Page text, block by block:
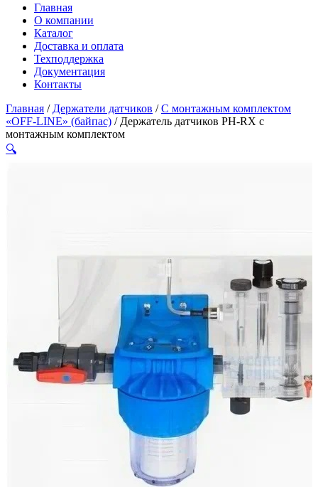
Главная
О компании
Каталог
Доставка и оплата
Техподдержка
Документация
Контакты
Главная / Держатели датчиков /С монтажным комплектом
«OFF-LINE» (байпас) / Держатель датчиков PH-RX с
монтажным комплектом
🔍